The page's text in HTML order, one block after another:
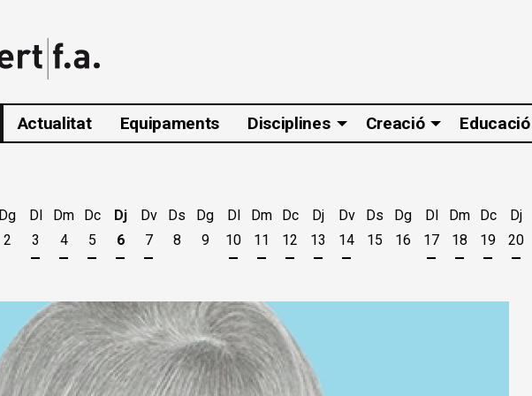
Actualitat Equipaments Disciplines Creació Educació
Dg
2
Dl
3
Dilluns 3 d'agost
Dm
4
Dimarts 4 d'agost
Dc
5
Dimecres 5 d'agost
Dj
6
Dijous 6 d'agost
Dv
7
Divendres 7 d'agost
Ds
8
Dg
9
Dl
10
Dilluns 10 d'agost
Dm
11
Dimarts 11 d'agost
Dc
12
Dimecres 12 d'agost
Dj
13
Dijous 13 d'agost
Dv
14
Divendres 14 d'agost
Ds
15
Dg
16
Dl
17
Dilluns 17
Dm
18
Dimarts 18
Dc
19
Dj
20